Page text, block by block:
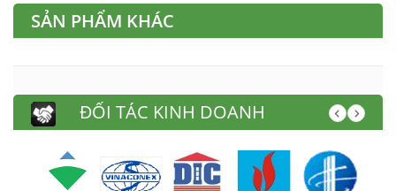
SẢN PHẨM KHÁC
ĐỐI TÁC KINH DOANH